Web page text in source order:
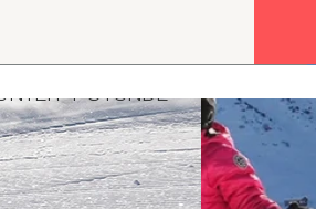
1 STUNDE